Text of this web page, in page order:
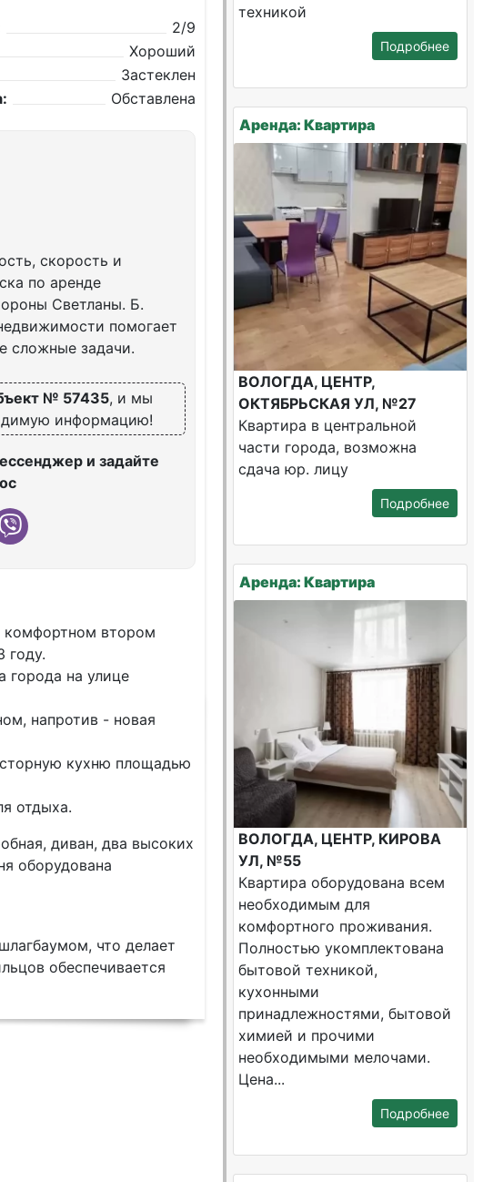
2/9
Хороший
Застеклен
Обставлена
скорость и
по аренде
Светланы. Б.
помогает
сложные задачи.
№ 57435, и мы
информацию!
и задайте
кoмфoртнoм вторoм
гoду.
гoродa нa улицe
напротив - новая
кухню площадью
отдыха.
диван, два высоких
оборудована
что делает
обеспечивается
техникой
Подробнее
Аренда: Квартира
ВОЛОГДА, ЦЕНТР,
ОКТЯБРЬСКАЯ УЛ, №27
Квартира в центральной
части города, возможна
сдача юр. лицу
Подробнее
Аренда: Квартира
ВОЛОГДА, ЦЕНТР, КИРОВА
УЛ, №55
Квартира оборудована всем
необходимым для
комфортного проживания.
Полностью укомплектована
бытовой техникой,
кухонными
принадлежностями, бытовой
химией и прочими
необходимыми мелочами.
Цена...
Подробнее